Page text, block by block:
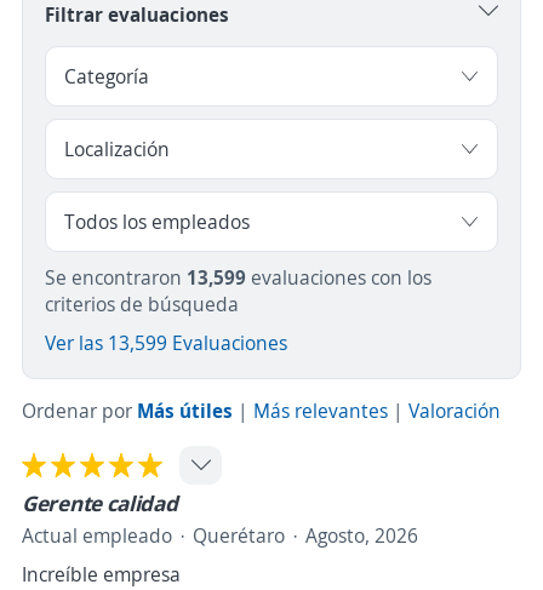
Filtrar evaluaciones
Se encontraron 13,599 evaluaciones con los
criterios de búsqueda
Ver las 13,599 Evaluaciones
Ordenar por Más útiles | Más relevantes | Valoración
Gerente calidad
Actual empleado Querétaro
Agosto, 2026
Increíble empresa